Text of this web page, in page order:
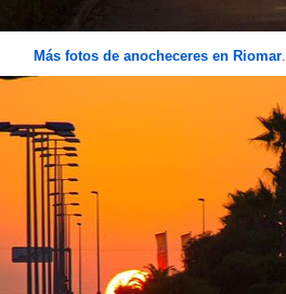
Más fotos de anocheceres en Riomar.